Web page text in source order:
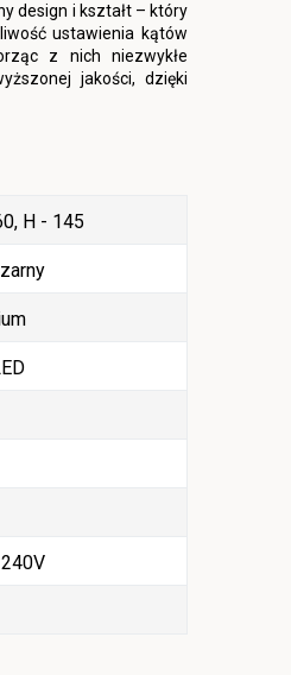
design i kształt – który
ustawienia kątów
z nich niezwykłe
jakości, dzięki
H - 145